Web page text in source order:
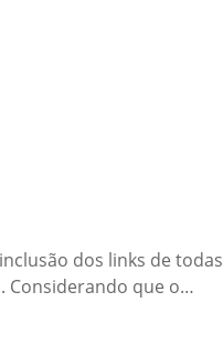
dos links de todas
Considerando que o…